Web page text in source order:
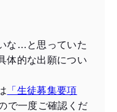
な…と思っていた
体的な出願につい
「生徒募集要項
で一度ご確認くだ